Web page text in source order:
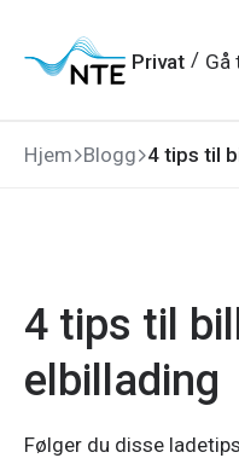
hovedmeny
søk
hovedinnhold
bunnområde
Privat / Gå
Hjem Blogg 4 tips til
4 tips til
elbillading
Følger du disse